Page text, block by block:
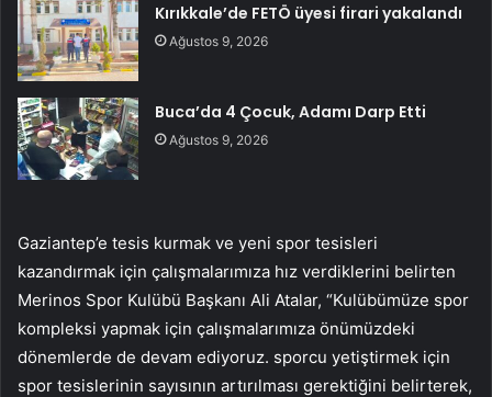
Kırıkkale’de FETÖ üyesi firari yakalandı
Ağustos 9, 2026
Buca’da 4 Çocuk, Adamı Darp Etti
Ağustos 9, 2026
Gaziantep’e tesis kurmak ve yeni spor tesisleri
kazandırmak için çalışmalarımıza hız verdiklerini belirten
Merinos Spor Kulübü Başkanı Ali Atalar, “Kulübümüze spor
kompleksi yapmak için çalışmalarımıza önümüzdeki
dönemlerde de devam ediyoruz. sporcu yetiştirmek için
spor tesislerinin sayısının artırılması gerektiğini belirterek,